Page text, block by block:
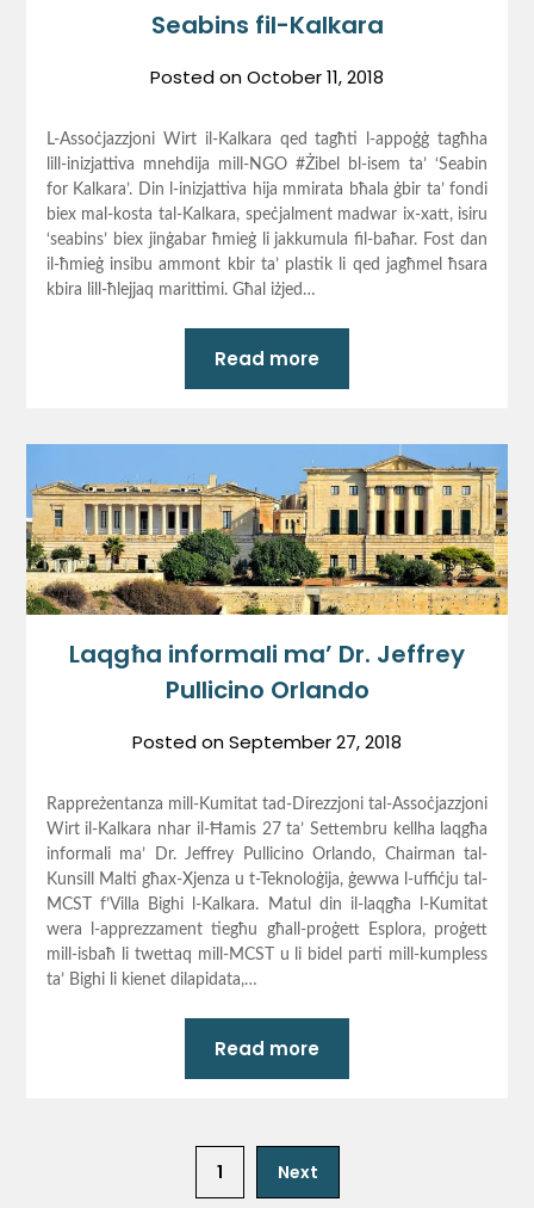
Seabins fil-Kalkara
Posted onOctober 11, 2018
L-Assoċjazzjoni Wirt il-Kalkara qed tagħti l-appoġġ tagħha
lill-inizjattiva mnehdija mill-NGO #Żibel bl-isem ta’ ‘Seabin
for Kalkara’. Din l-inizjattiva hija mmirata bħala ġbir ta’ fondi
biex mal-kosta tal-Kalkara, speċjalment madwar ix-xatt, isiru
‘seabins’ biex jinġabar ħmieġ li jakkumula fil-baħar. Fost dan
il-ħmieġ insibu ammont kbir ta’ plastik li qed jagħmel ħsara
kbira lill-ħlejjaq marittimi. Għal iżjed…
Read more
Laqgħa informali ma’ Dr. Jeffrey
Pullicino Orlando
Posted onSeptember 27, 2018
Rappreżentanza mill-Kumitat tad-Direzzjoni tal-Assoċjazzjoni
Wirt il-Kalkara nhar il-Ħamis 27 ta’ Settembru kellha laqgħa
informali ma’ Dr. Jeffrey Pullicino Orlando, Chairman tal-
Kunsill Malti għax-Xjenza u t-Teknoloġija, ġewwa l-uffiċju tal-
MCST f’Villa Bighi l-Kalkara. Matul din il-laqgħa l-Kumitat
wera l-apprezzament tiegħu għall-proġett Esplora, proġett
mill-isbaħ li twettaq mill-MCST u li bidel parti mill-kumpless
ta’ Bighi li kienet dilapidata,…
Read more
1 Next